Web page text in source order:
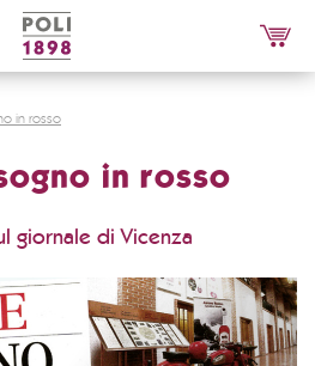
Poli
Distillerie
in rosso
in rosso
giornale di Vicenza